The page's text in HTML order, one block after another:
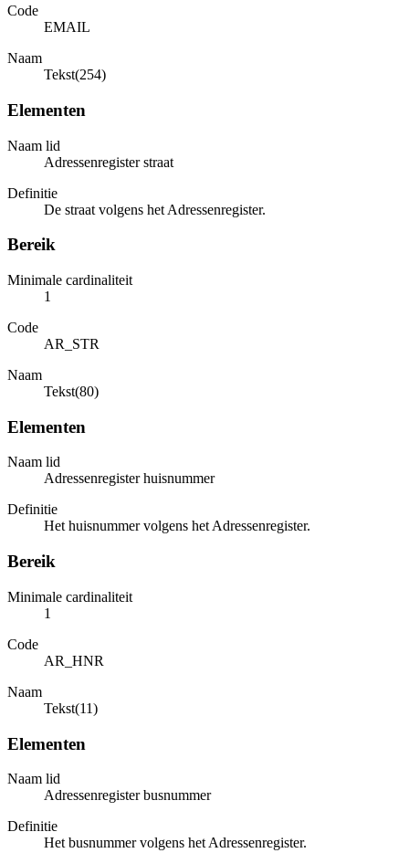
Code
EMAIL
Naam
Tekst(254)
Elementen
Naam lid
Adressenregister straat
Definitie
De straat volgens het Adressenregister.
Bereik
Minimale cardinaliteit
1
Code
AR_STR
Naam
Tekst(80)
Elementen
Naam lid
Adressenregister huisnummer
Definitie
Het huisnummer volgens het Adressenregister.
Bereik
Minimale cardinaliteit
1
Code
AR_HNR
Naam
Tekst(11)
Elementen
Naam lid
Adressenregister busnummer
Definitie
Het busnummer volgens het Adressenregister.